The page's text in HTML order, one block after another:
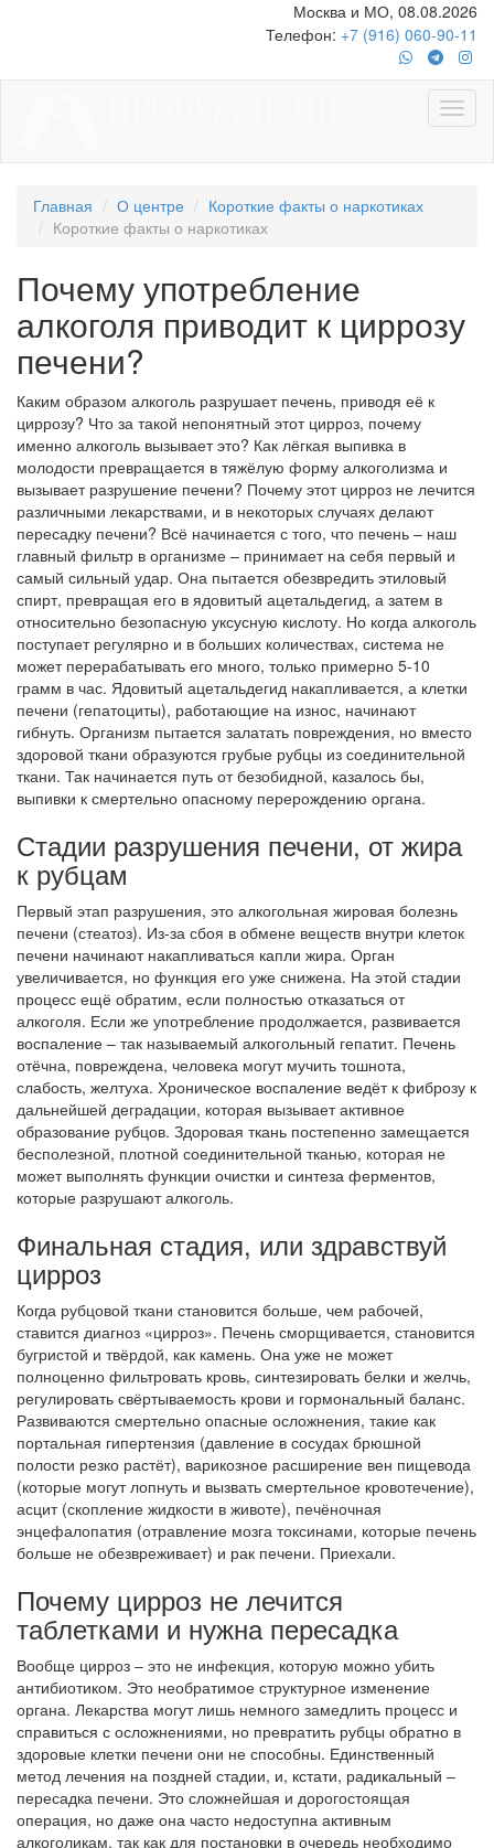
Москва и МО, 08.08.2026
Телефон: +7 (916) 060-90-11
Главная О центре
Короткие факты о наркотиках
Короткие факты о наркотиках
Почему употребление
алкоголя приводит к циррозу
печени?
Каким образом алкоголь разрушает печень, приводя её к
циррозу? Что за такой непонятный этот цирроз, почему
именно алкоголь вызывает это? Как лёгкая выпивка в
молодости превращается в тяжёлую форму алкоголизма и
вызывает разрушение печени? Почему этот цирроз не лечится
различными лекарствами, и в некоторых случаях делают
пересадку печени? Всё начинается с того, что печень – наш
главный фильтр в организме – принимает на себя первый и
самый сильный удар. Она пытается обезвредить этиловый
спирт, превращая его в ядовитый ацетальдегид, а затем в
относительно безопасную уксусную кислоту. Но когда алкоголь
поступает регулярно и в больших количествах, система не
может перерабатывать его много, только примерно 5-10
грамм в час. Ядовитый ацетальдегид накапливается, а клетки
печени (гепатоциты), работающие на износ, начинают
гибнуть. Организм пытается залатать повреждения, но вместо
здоровой ткани образуются грубые рубцы из соединительной
ткани. Так начинается путь от безобидной, казалось бы,
выпивки к смертельно опасному перерождению органа.
Стадии разрушения печени, от жира
к рубцам
Первый этап разрушения, это алкогольная жировая болезнь
печени (стеатоз). Из-за сбоя в обмене веществ внутри клеток
печени начинают накапливаться капли жира. Орган
увеличивается, но функция его уже снижена. На этой стадии
процесс ещё обратим, если полностью отказаться от
алкоголя. Если же употребление продолжается, развивается
воспаление – так называемый алкогольный гепатит. Печень
отёчна, повреждена, человека могут мучить тошнота,
слабость, желтуха. Хроническое воспаление ведёт к фиброзу к
дальнейшей деградации, которая вызывает активное
образование рубцов. Здоровая ткань постепенно замещается
бесполезной, плотной соединительной тканью, которая не
может выполнять функции очистки и синтеза ферментов,
которые разрушают алкоголь.
Финальная стадия, или здравствуй
цирроз
Когда рубцовой ткани становится больше, чем рабочей,
ставится диагноз «цирроз». Печень сморщивается, становится
бугристой и твёрдой, как камень. Она уже не может
полноценно фильтровать кровь, синтезировать белки и желчь,
регулировать свёртываемость крови и гормональный баланс.
Развиваются смертельно опасные осложнения, такие как
портальная гипертензия (давление в сосудах брюшной
полости резко растёт), варикозное расширение вен пищевода
(которые могут лопнуть и вызвать смертельное кровотечение),
асцит (скопление жидкости в животе), печёночная
энцефалопатия (отравление мозга токсинами, которые печень
больше не обезвреживает) и рак печени. Приехали.
Почему цирроз не лечится
таблетками и нужна пересадка
Вообще цирроз – это не инфекция, которую можно убить
антибиотиком. Это необратимое структурное изменение
органа. Лекарства могут лишь немного замедлить процесс и
справиться с осложнениями, но превратить рубцы обратно в
здоровые клетки печени они не способны. Единственный
метод лечения на поздней стадии, и, кстати, радикальный –
пересадка печени. Это сложнейшая и дорогостоящая
операция, но даже она часто недоступна активным
алкоголикам, так как для постановки в очередь необходимо